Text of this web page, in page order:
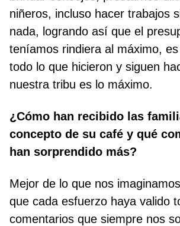
niñeros, incluso hacer trabajos
nada, logrando así que el
teníamos rindiera al máximo,
todo lo que hicieron y siguen
nuestra tribu es lo máximo.
¿Cómo han recibido las
concepto de su café y qué
han sorprendido más?
Mejor de lo que nos
que cada esfuerzo haya valido
comentarios que siempre nos